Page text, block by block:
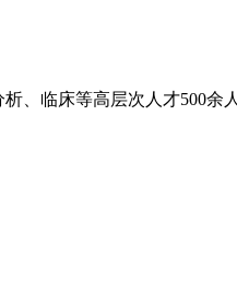
、临床等高层次人才500余人